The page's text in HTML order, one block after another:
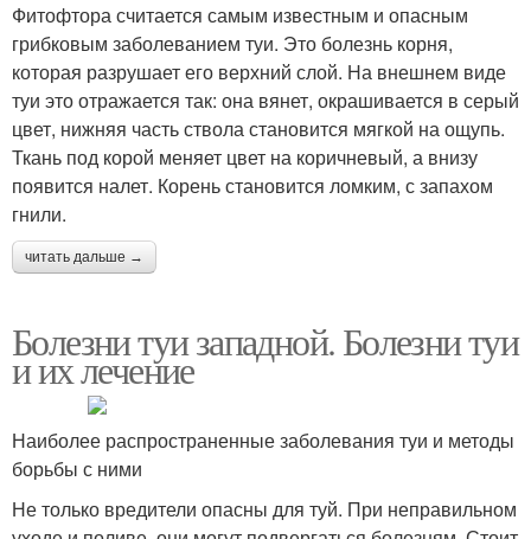
Фитофтора считается самым известным и опасным
грибковым заболеванием туи. Это болезнь корня,
которая разрушает его верхний слой. На внешнем виде
туи это отражается так: она вянет, окрашивается в серый
цвет, нижняя часть ствола становится мягкой на ощупь.
Ткань под корой меняет цвет на коричневый, а внизу
появится налет. Корень становится ломким, с запахом
гнили.
читать дальше →
Болезни туи западной. Болезни туи
и их лечение
Наиболее распространенные заболевания туи и методы
борьбы с ними
Не только вредители опасны для туй. При неправильном